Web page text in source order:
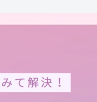
に出てくる用語の意